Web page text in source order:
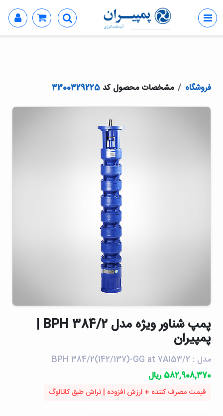
فروشگاه مشخصات محصول کد3300329225
پمپ شناور ويژه مدل BPH 384/2 |
پمپیران
مدل : BPH 384/2(142/137)-GG at 7A153/2
582,908,370 ریال
قیمت مصرف کننده + ارزش افزوده | تراش طبق کاتالوگ